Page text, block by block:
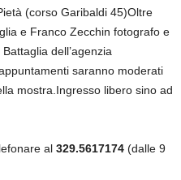
(corso Garibaldi 45)Oltre
e Franco Zecchin fotografo e
dell’agenzia
saranno moderati
mostra.Ingresso libero sino ad
al 329.5617174 (dalle 9